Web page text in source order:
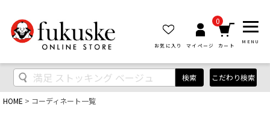
お気に入り マイページ
0
カート
MENU
検索 こだわり検索
HOME コーディネート一覧